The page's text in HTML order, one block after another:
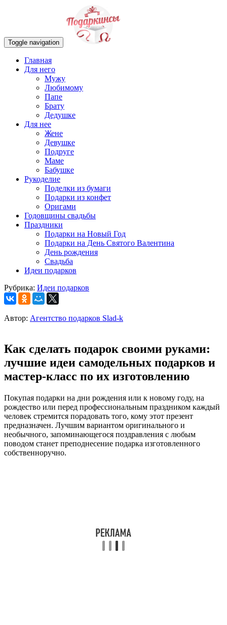
Toggle navigation
Главная
Для него
Мужу
Любимому
Папе
Брату
Дедушке
Для нее
Жене
Девушке
Подруге
Маме
Бабушке
Рукоделие
Поделки из бумаги
Подарки из конфет
Оригами
Годовщины свадьбы
Праздники
Подарки на Новый Год
Подарки на День Святого Валентина
День рождения
Свадьба
Идеи подарков
Рубрика: Идеи подарков
Автор: Агентство подарков Slad-k
Как сделать подарок своими руками:
лучшие идеи самодельных подарков и
мастер-класс по их изготовлению
Покупая подарки на дни рождения или к новому году, на
рождество или перед профессиональным праздником каждый
человек стремится порадовать того, кому этот презент
предназначен. Лучшим вариантом оригинального и
необычного, запоминающегося поздравления с любым
поводом станет преподнесение подарка изготовленного
собственноручно.